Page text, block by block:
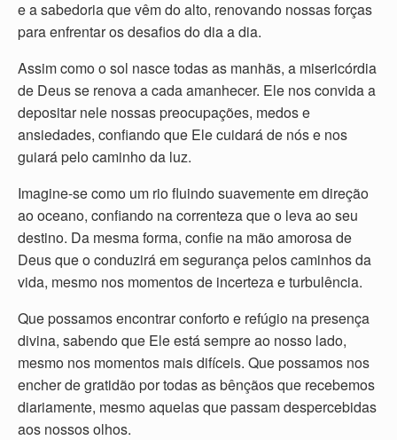
e a sabedoria que vêm do alto, renovando nossas forças
para enfrentar os desafios do dia a dia.
Assim como o sol nasce todas as manhãs, a misericórdia
de Deus se renova a cada amanhecer. Ele nos convida a
depositar nele nossas preocupações, medos e
ansiedades, confiando que Ele cuidará de nós e nos
guiará pelo caminho da luz.
Imagine-se como um rio fluindo suavemente em direção
ao oceano, confiando na correnteza que o leva ao seu
destino. Da mesma forma, confie na mão amorosa de
Deus que o conduzirá em segurança pelos caminhos da
vida, mesmo nos momentos de incerteza e turbulência.
Que possamos encontrar conforto e refúgio na presença
divina, sabendo que Ele está sempre ao nosso lado,
mesmo nos momentos mais difíceis. Que possamos nos
encher de gratidão por todas as bênçãos que recebemos
diariamente, mesmo aquelas que passam despercebidas
aos nossos olhos.